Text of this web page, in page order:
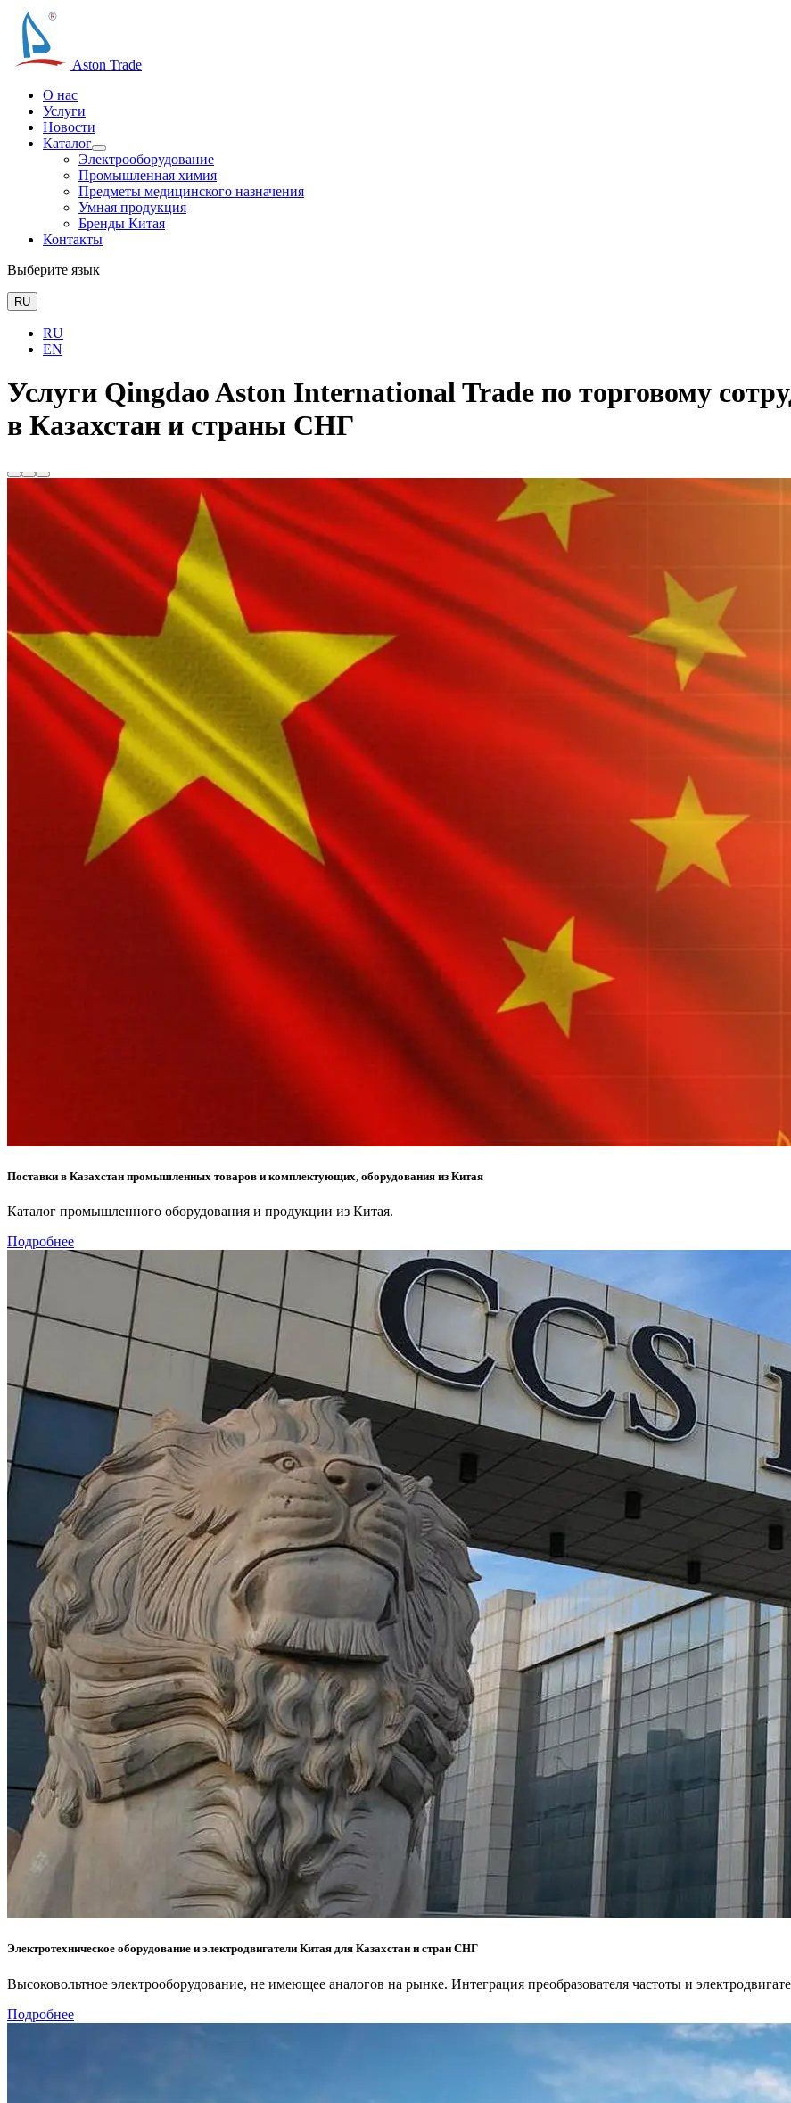
Aston Trade
О нас
Услуги
Новости
Каталог
Электрооборудование
Промышленная химия
Предметы медицинского назначения
Умная продукция
Бренды Китая
Контакты
Выберите язык
RU
RU
EN
Услуги Qingdao Aston International Trade по торговому
в Казахстан и страны СНГ
Поставки в Казахстан промышленных товаров и комплектующих, оборудования из Китая
Каталог промышленного оборудования и продукции из Китая.
Подробнее
Электротехническое оборудование и электродвигатели Китая для Казахстан и стран СНГ
Высоковольтное электрооборудование, не имеющее аналогов на рынке. Интеграция преобразователя частоты и
Подробнее